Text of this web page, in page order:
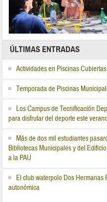
ÚLTIMAS ENTRADAS
Actividades en Piscinas
Temporada de Piscinas
Los Campus de Tecnificación
para disfrutar del deporte este
Más de dos mil estudiantes
Bibliotecas Municipales y del
a la PAU
El club waterpolo Dos Hermanas
autonómica